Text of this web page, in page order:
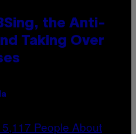
the Anti-
Taking Over